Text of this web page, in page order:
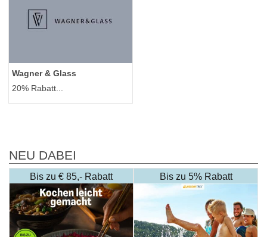
Wagner & Glass
20% Rabatt...
NEU DABEI
Bis zu € 85,- Rabatt Bis zu 5% Rabatt